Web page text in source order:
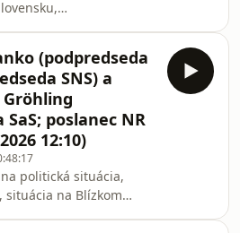
v EÚ, témy volieb do
a VÚC. | Hostia:
Hnutia
NR SR) a Milan
Hnutia Republika;
rozhlas, R
(podpredseda
SNS) a
SaS; poslanec NR
12:10)
politická situácia,
situácia na Blízkom